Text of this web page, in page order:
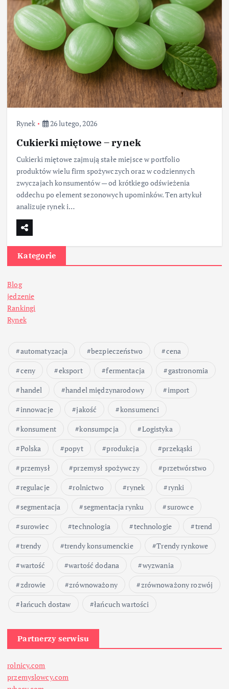
Rynek 26 lutego, 2026
Cukierki miętowe – rynek
Cukierki miętowe zajmują stałe miejsce w portfolio
produktów wielu firm spożywczych oraz w codziennych
zwyczajach konsumentów — od krótkiego odświeżenia
oddechu po element sezonowych upominków. Ten artykuł
analizuje rynek i…
Kategorie
Blog
jedzenie
Rankingi
Rynek
automatyzacja bezpieczeństwo
cena
ceny
eksport fermentacja
gastronomia
handel
handel międzynarodowy
import
innowacje
jakość
konsumenci
konsument
konsumpcja
Logistyka
Polska
popyt produkcja
przekąski
przemysł
przemysł spożywczy
przetwórstwo
regulacje
rolnictwo rynek
rynki
segmentacja
segmentacja rynku
surowce
surowiec
technologia technologie
trend
trendy
trendy konsumenckie
Trendy rynkowe
wartość
wartość dodana
wyzwania
zdrowie
zrównoważony
zrównoważony rozwój
łańcuch dostaw
łańcuch wartości
Partnerzy serwisu
rolnicy.com
przemyslowcy.com